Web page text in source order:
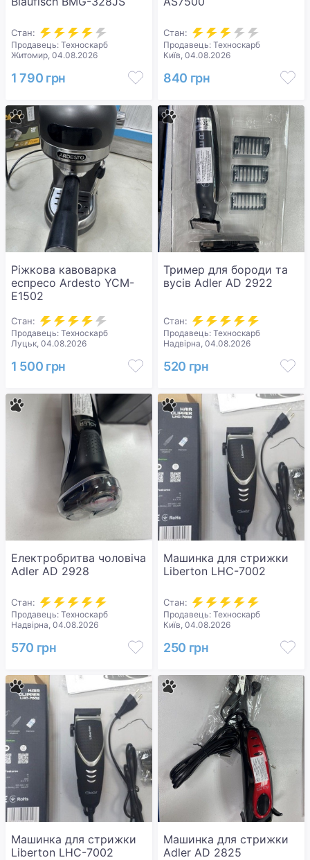
Стан:
Продавець: Техноскарб
Житомир, 04.08.2026
1 790 грн
Стан:
Продавець: Техноскарб
Київ, 04.08.2026
840 грн
Ріжкова кавоварка
еспресо Ardesto YCM-
E1502
Стан:
Продавець: Техноскарб
Луцьк, 04.08.2026
1 500 грн
Тример для бороди та
вусів Adler AD 2922
Стан:
Продавець: Техноскарб
Надвірна, 04.08.2026
520 грн
Електробритва чоловіча
Adler AD 2928
Стан:
Продавець: Техноскарб
Надвірна, 04.08.2026
570 грн
Машинка для стрижки
Liberton LHC-7002
Стан:
Продавець: Техноскарб
Київ, 04.08.2026
250 грн
Машинка для стрижки
Liberton LHC-7002
Машинка для стрижки
Adler AD 2825